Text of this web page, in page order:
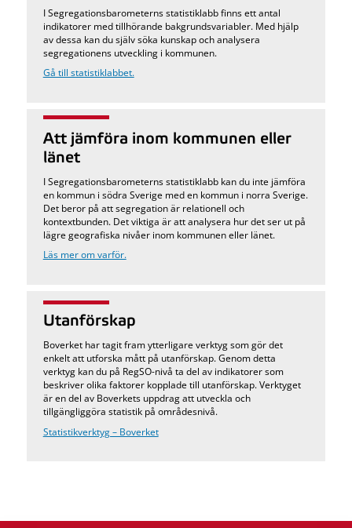
I Segregationsbarometerns statistiklabb finns ett antal
indikatorer med tillhörande bakgrundsvariabler. Med hjälp
av dessa kan du själv söka kunskap och analysera
segregationens utveckling i kommunen.
Gå till statistiklabbet.
Att jämföra inom kommunen eller
länet
I Segregationsbarometerns statistiklabb kan du inte jämföra
en kommun i södra Sverige med en kommun i norra Sverige.
Det beror på att segregation är relationell och
kontextbunden. Det viktiga är att analysera hur det ser ut på
lägre geografiska nivåer inom kommunen eller länet.
Läs mer om varför.
Utanförskap
Boverket har tagit fram ytterligare verktyg som gör det
enkelt att utforska mått på utanförskap. Genom detta
verktyg kan du på RegSO-nivå ta del av indikatorer som
beskriver olika faktorer kopplade till utanförskap. Verktyget
är en del av Boverkets uppdrag att utveckla och
tillgängliggöra statistik på områdesnivå.
Statistikverktyg – Boverket